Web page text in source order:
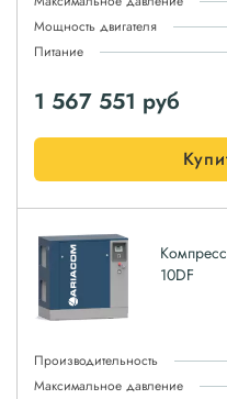
Мощность двигателя
Питание
1 567 551 руб
10DF
Производительность
Максимальное давление